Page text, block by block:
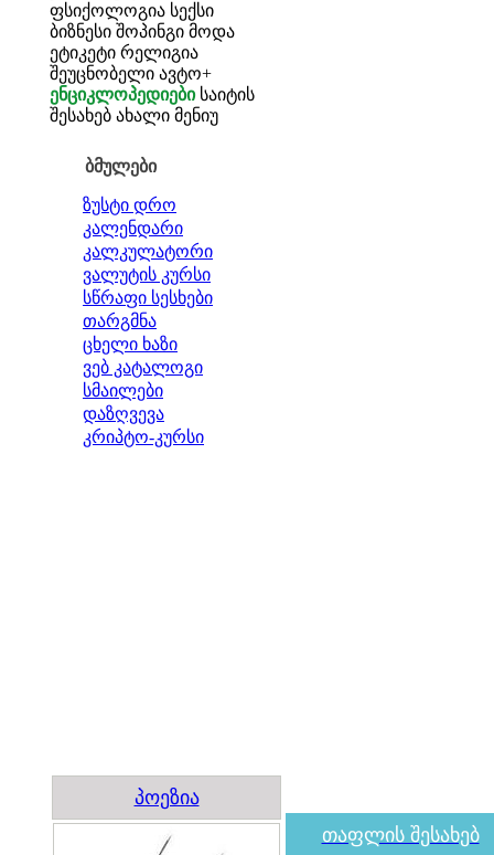
ფსიქოლოგია სექსი
ბიზნესი შოპინგი მოდა
ეტიკეტი რელიგია
შეუცნობელი ავტო+
ენციკლოპედიები საიტის
შესახებ ახალი მენიუ
ბმულები
ზუსტი დრო
კალენდარი
კალკულატორი
ვალუტის კურსი
სწრაფი სესხები
თარგმნა
ცხელი ხაზი
ვებ კატალოგი
სმაილები
დაზღვევა
კრიპტო-კურსი
პოეზია
თაფლის შესახებ